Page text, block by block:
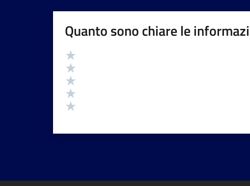
Quanto sono chiare le
Valutazione